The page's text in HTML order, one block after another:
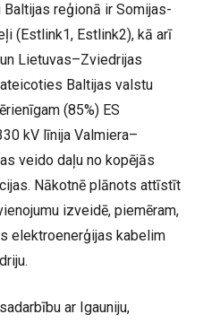
reģionā ir Somijas-
(Estlink1, Estlink2), kā arī
Lietuvas–Zviedrijas
Baltijas valstu
(85%) ES
kV līnija Valmiera–
veido daļu no kopējās
Nākotnē plānots attīstīt
izveidē, piemēram,
elektroenerģijas kabelim
ar Igauniju,